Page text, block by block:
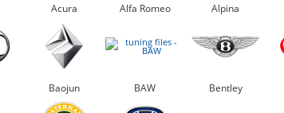
Acura Alfa Romeo Alpina
Baojun BAW Bentley